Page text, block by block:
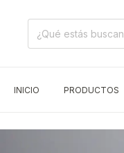
INICIO PRODUCTOS